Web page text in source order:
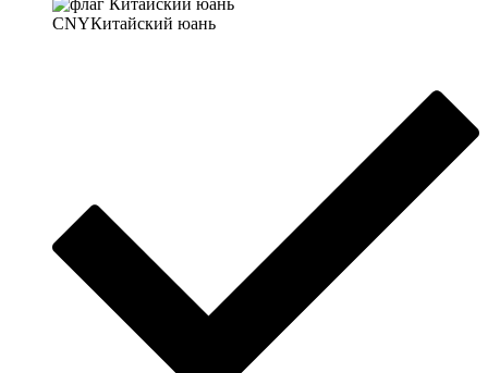
CNYКитайский юань